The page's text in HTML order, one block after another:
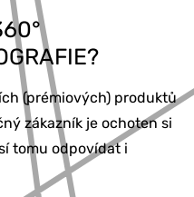
(prémiových) produktů
zákazník je ochoten si
tomu odpovídat i